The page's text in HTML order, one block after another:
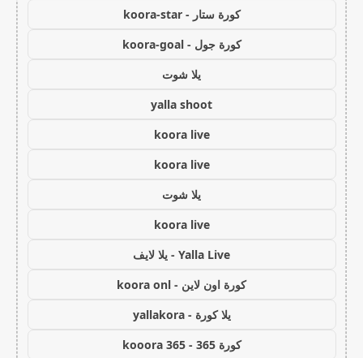
كورة ستار - koora-star
كورة جول - koora-goal
يلا شوت
yalla shoot
koora live
koora live
يلا شوت
koora live
Yalla Live - يلا لايف
كورة اون لاين - koora onl
يلا كورة - yallakora
كورة 365 - kooora 365